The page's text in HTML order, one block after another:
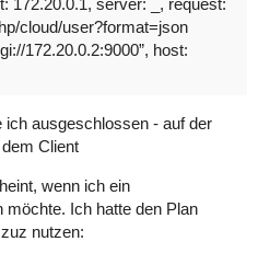
172.20.0.1, server: _, request:
cloud/user?format=json
172.20.0.2:9000”, host:
ich ausgeschlossen - auf der
Client
wenn ich ein
Ich hatte den Plan
nutzen: